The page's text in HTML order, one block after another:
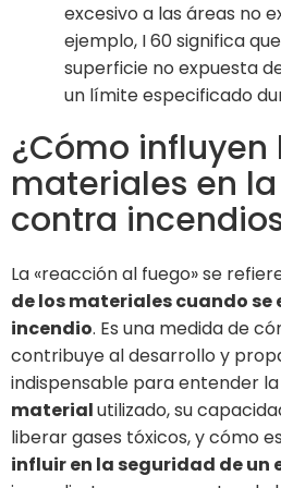
excesivo a las áreas no
ejemplo, I 60 significa
superficie no expuesta
un límite especificado
¿Cómo influyen
materiales en
contra
La «reacción al fuego» se
de los materiales cuando se
incendio. Es una medida de
contribuye al desarrollo y
indispensable para entender la
materialutilizado, su
liberar gases tóxicos, y cómo
influir en la seguridad de un